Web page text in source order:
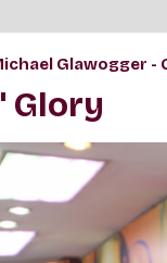
Glawogger
Glory